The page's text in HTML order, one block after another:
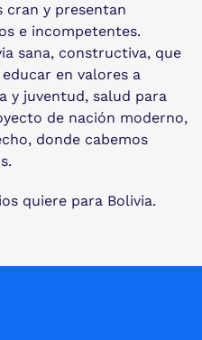
cran y presentan
e incompetentes.
sana, constructiva, que
en valores a
y juventud, salud para
de nación moderno,
donde cabemos
quiere para Bolivia.